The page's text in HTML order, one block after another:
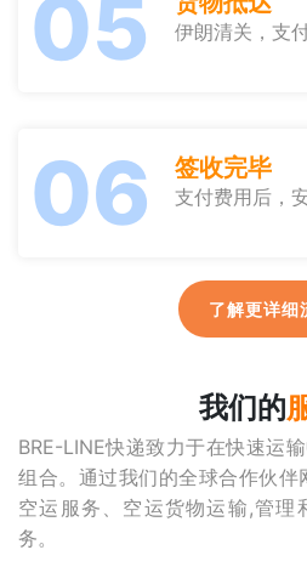
05 伊朗清关，支
06 签收完毕
支付费用后，
了解更详细
我们的
BRE-LINE快递致力于在快速运
组合。通过我们的全球合作伙
空运服务、空运货物运输,管理
务。